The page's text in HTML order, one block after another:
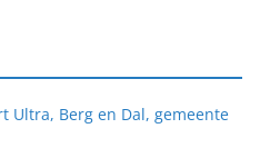
Ultra, Berg en Dal, gemeente